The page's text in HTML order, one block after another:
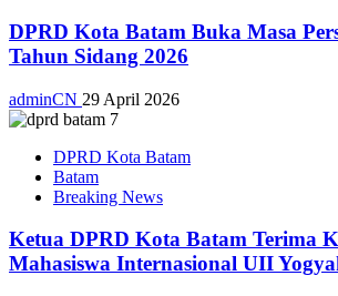
DPRD Kota Batam Buka Masa
Tahun Sidang 2026
adminCN 29 April 2026
DPRD Kota Batam
Batam
Breaking News
Ketua DPRD Kota Batam Terima
Mahasiswa Internasional UII